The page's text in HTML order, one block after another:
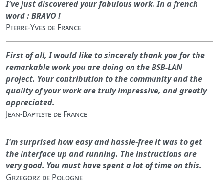
I've just discovered your fabulous work. In a french
word : BRAVO !
Pierre-Yves de France
First of all, I would like to sincerely thank you for the
remarkable work you are doing on the BSB-LAN
project. Your contribution to the community and the
quality of your work are truly impressive, and greatly
appreciated.
Jean-Baptiste de France
I'm surprised how easy and hassle-free it was to get
the interface up and running. The instructions are
very good. You must have spent a lot of time on this.
Grzegorz de Pologne